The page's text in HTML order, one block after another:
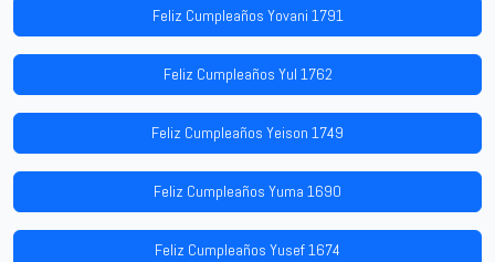
Feliz Cumpleaños Yovani 1791
Feliz Cumpleaños Yul 1762
Feliz Cumpleaños Yeison 1749
Feliz Cumpleaños Yuma 1690
Feliz Cumpleaños Yusef 1674